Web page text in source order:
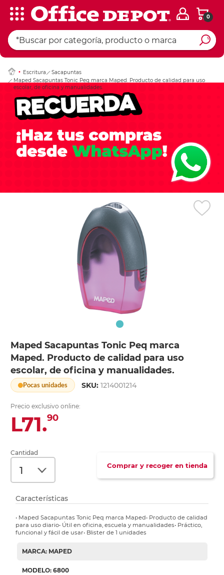
0
Escritura
Sacapuntas
Maped Sacapuntas Tonic Peq marca Maped. Producto de calidad para uso
escolar, de oficina y manualidades.
Maped Sacapuntas Tonic Peq marca
Maped. Producto de calidad para uso
escolar, de oficina y manualidades.
Pocas unidades SKU:1214001214
Precio exclusivo online:
L71.90
Cantidad
Comprar y recoger en tienda
Ingresar Codigo
Características
• Maped Sacapuntas Tonic Peq marca Maped• Producto de calidad
para uso diario• Útil en oficina, escuela y manualidades• Práctico,
funcional y fácil de usar• Blister de 1 unidades
MARCA: MAPED
MODELO: 6800